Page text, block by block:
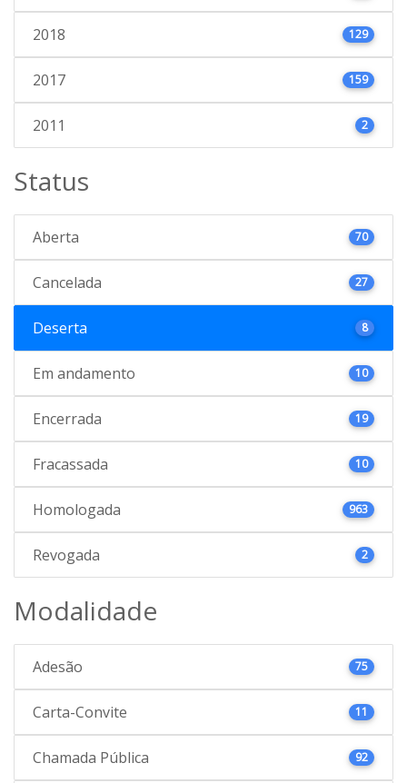
2018 129
2017 159
2011 2
Status
Aberta 70
Cancelada 27
Deserta 8
Em andamento 10
Encerrada 19
Fracassada 10
Homologada 963
Revogada 2
Modalidade
Adesão 75
Carta-Convite 11
Chamada Pública 92